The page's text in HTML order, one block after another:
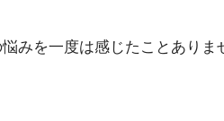
みを一度は感じたことありま